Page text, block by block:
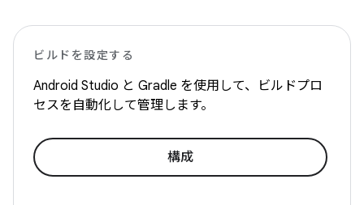
ビルドを設定する
Android Studio と Gradle を使用して、ビルドプロ
セスを自動化して管理します。
構成